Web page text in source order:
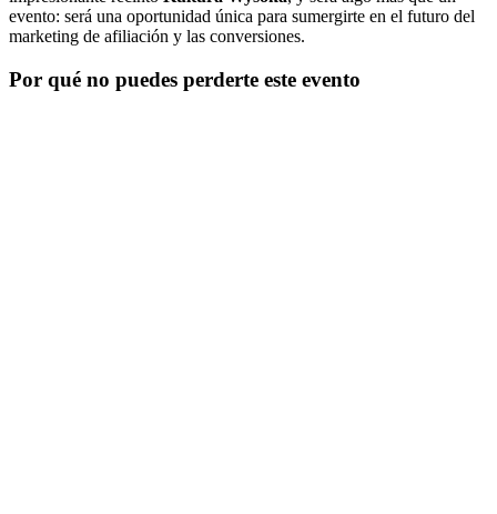
evento: será una oportunidad única para sumergirte en el futuro del
marketing de afiliación y las conversiones.
Por qué no puedes perderte este evento